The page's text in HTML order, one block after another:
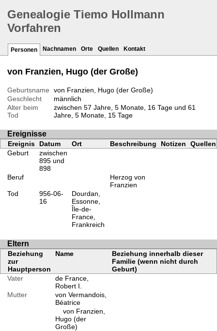
Genealogie Tiemo Hollmann
Vorfahren
Personen Nachnamen Orte Quellen Kontakt
von Franzien, Hugo (der Große)
Geburtsname
von Franzien, Hugo (der Große)
Geschlecht
männlich
Alter beim
Tod
zwischen 57 Jahre, 5 Monate, 16 Tage und 61
Jahre, 5 Monate, 15 Tage
Ereignisse
Ereignis Datum Ort Beschreibung Notizen
Quellen
Geburt
zwischen
895 und
898
Beruf
Herzog von
Franzien
Tod
956-06-
16
Dourdan,
Essonne,
Île-de-
France,
Frankreich
Eltern
Beziehung
zur
Hauptperson
Name
Beziehung innerhalb dieser
Familie (wenn nicht durch
Geburt)
Vater
de France,
Robert I.
Mutter
von Vermandois,
Béatrice
von Franzien,
Hugo (der
Große)